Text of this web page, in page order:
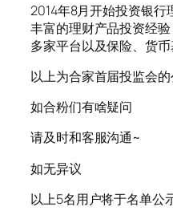
2014年8月开始投资银
丰富的理财产品投资经
多家平台以及保险、货币
以上为合家首届投监会
如合粉们有啥疑问
请及时和客服沟通~
如无异议
以上5名用户将于名单公